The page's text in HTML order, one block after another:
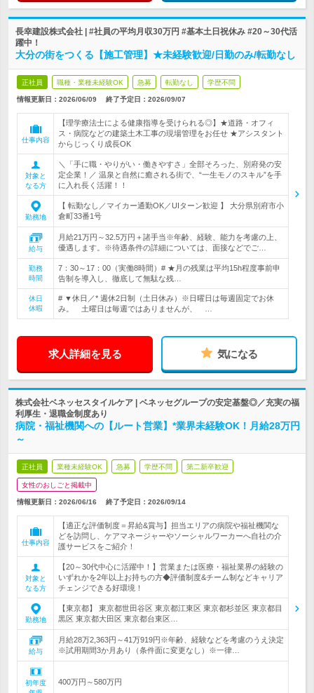
長幸建設株式会社 | #社員の平均月収30万円 #基本土日祝休み #20～30代活
躍中！
大分の街をつくる【施工管理】★未経験歓迎/日勤のみ/転勤なし
正社員 職種・業種未経験OK 急募 転勤なし 学歴不問
情報更新日：2026/06/09 終了予定日： 2026/09/07
仕事内容
【理学療法士による健康指導を受けられる◎】★道路・オフィ
ス・病院などの建築土木工事の現場管理をお任せ ★アシスタント
からじっくり成長OK
対象と
なる方
＼「手に職・やりがい・働きやすさ」全部そろった、別府発の安
定企業！／ 温泉と自然に癒される街で、“一生モノのスキル”を手
に入れ長く活躍！！
勤務地
【 転勤なし／マイカー通勤OK／UIターン歓迎 】 大分県別府市小
倉町33番1号
給与
月給21万円～32.5万円＋諸手当※年齢、経験、能力を考慮の上、
優遇します。※待遇条件の詳細については、面接などでご…
勤務
時間
7：30～17：00（実働8時間）# ★月の残業は平均15h程度事前申
告制を導入し、徹底して無駄な残…
休日
休暇
# ▼休日／* 週休2日制（土日休み）※日曜日は毎週固定でお休
み。 土曜日は毎週ではありませんが、 …
求人詳細を見る 気になる
株式会社ベネッセスタイルケア | ベネッセグループの安定基盤◎／充実の福
利厚生・退職金制度あり
病院・福祉機関への【ルート営業】*業界未経験OK！月給28万円
～
正社員 業種未経験OK 急募 学歴不問 第二新卒歓迎
女性のおしごと掲載中
情報更新日：2026/06/16 終了予定日： 2026/09/14
仕事内容
【適正な評価制度＝昇給&賞与】担当エリアの病院や福祉機関な
どを訪問し、ケアマネージャーやソーシャルワーカーへ自社の介
護サービスをご紹介！
対象と
なる方
【20～30代中心に活躍中！】営業または医療・福祉業界の経験の
いずれかを2年以上お持ちの方◆評価制度&チーム制などキャリア
チェンジできる好環境！
勤務地
【東京都】 東京都世田谷区 東京都江東区 東京都杉並区 東京都目
黒区 東京都大田区 東京都台東区…
給与
月給28万2,363円～41万919円※年齢、経験などを考慮のうえ決定
※試用期間3か月あり（条件面に変更なし）※一律…
初年度
400万円～580万円